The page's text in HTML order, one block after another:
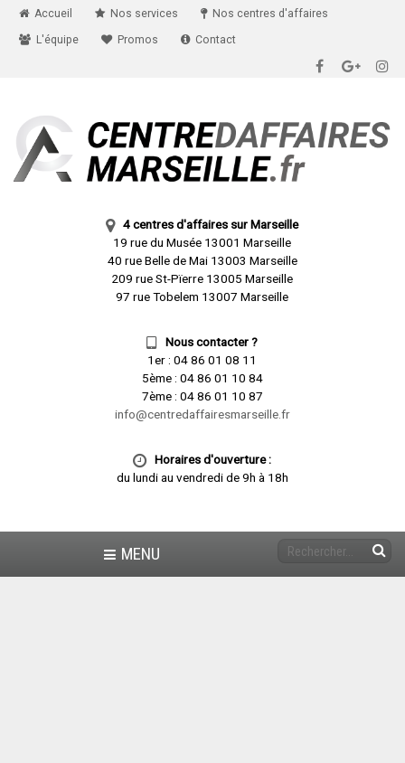
Accueil Nos services Nos centres d'affaires
L'équipe Promos Contact
4 centres d'affaires sur Marseille
19 rue du Musée 13001 Marseille
40 rue Belle de Mai 13003 Marseille
209 rue St-Pïerre 13005 Marseille
97 rue Tobelem 13007 Marseille
Nous contacter ?
1er :04 86 01 08 11
5ème : 04 86 01 10 84
7ème : 04 86 01 10 87
info@centredaffairesmarseille.fr
Horaires d'ouverture :
du lundi au vendredi de 9h à 18h
MENU